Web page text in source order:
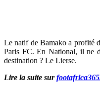
Le natif de Bamako a profité
Paris FC. En National, il ne
destination ? Le Lierse.
Lire la suite sur